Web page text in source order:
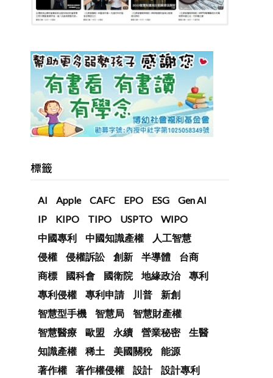
標籤
AI Apple CAFC EPO ESG
Gen AI
IP
KIPO TIPO USPTO
WIPO
中國專利
中國知識產權
人工智慧
侵權
侵權訴訟 創新 半導體
台商
商標
國科會 國衛院 地緣政治
專利
專利侵權
專利申請 川普
新創
智慧型手機
智慧局
智慧財產權
智慧醫療
歐盟 永續 營業秘密
生醫
知識產權
稀土 美國關稅
能源
著作權
著作權侵權 設計 設計專利